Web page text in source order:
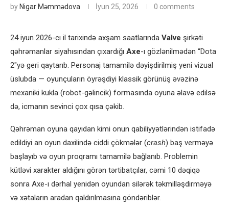
by Nigar Məmmədova İyun 25, 2026 0 comments
24 iyun 2026-cı il tarixində axşam saatlarında Valve şirkəti
qəhrəmanlar siyahısından çıxardığı Axe-ı gözlənilmədən “Dota
2″yə geri qaytarıb. Personaj tamamilə dəyişdirilmiş yeni vizual
üslubda — oyunçuların öyrəşdiyi klassik görünüş əvəzinə
mexaniki kukla (robot-gəlincik) formasında oyuna əlavə edilsə
də, icmanın sevinci çox qısa çəkib.
Qəhrəman oyuna qayıdan kimi onun qabiliyyətlərindən istifadə
edildiyi an oyun daxilində ciddi çökmələr (crash) baş verməyə
başlayıb və oyun proqramı tamamilə bağlanıb. Problemin
kütləvi xarakter aldığını görən tərtibatçılar, cəmi 10 dəqiqə
sonra Axe-ı dərhal yenidən oyundan silərək təkmilləşdirməyə
və xətaların aradan qaldırılmasına göndəriblər.